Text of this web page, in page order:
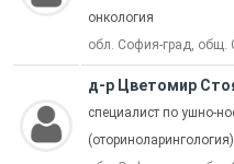
онкология
обл. София-град, общ.
д-р Цветомир
специалист по ушно-
(оториноларингология)